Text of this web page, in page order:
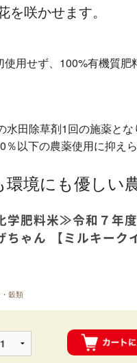
咲かせます。
用せず、100%有機質肥
田除草剤1回の施薬とな
以下の農薬使用に抑えら
境にも優しい
学肥料米≫令和７年
ちゃん 【ミルキーク
穀類